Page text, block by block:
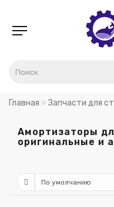
Главная Запчасти для
Амортизаторы
оригинальные и